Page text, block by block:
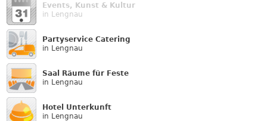
Events, Kunst & Kultur
in Lengnau
Partyservice Catering
in Lengnau
Saal Räume für Feste
in Lengnau
Hotel Unterkunft
in Lengnau